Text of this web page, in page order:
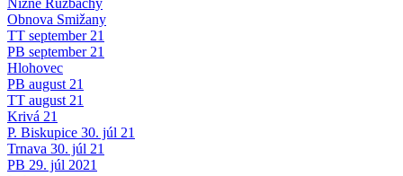
Obnova Smižany
TT september 21
PB september 21
Hlohovec
PB august 21
TT august 21
Krivá 21
P. Biskupice 30. júl 21
Trnava 30. júl 21
PB 29. júl 2021